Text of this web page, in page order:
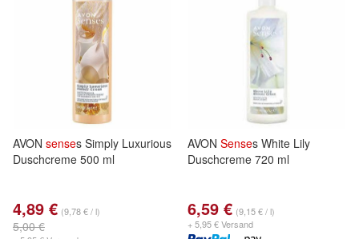
AVON senses Simply Luxurious
Duschcreme 500 ml
4,89 € (9,78 € / l)
5,00 €
AVON Senses White Lily
Duschcreme 720 ml
6,59 € (9,15 € / l)
+ 5,95 € Versand